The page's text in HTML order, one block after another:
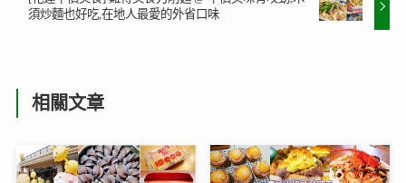
須炒麵也好吃,在地人最愛的外省口味
相關文章